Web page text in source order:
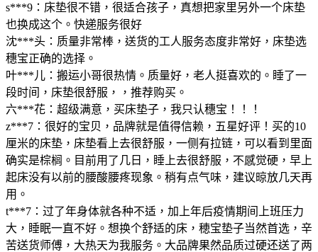
s***9：床垫很不错，很适合孩子，真想把家里另外一个床垫
也换成这个。快递服务很好
沈***头：质量非常棒，送货的工人服务态度非常好，床垫选
穗宝正确的选择。
叶***儿：搬运小哥很热情。质量好，老人挺喜欢的。睡了一
段时间，床垫很舒服，，推荐购买。
六***花：超级满意，买床垫子，我只认穗宝！！！
z***7：很好的宝贝，品牌就是值得信赖，五星好评！买的10
厘米的床垫，床垫看上去很舒服，一侧有拉链，可以看到里面
确实是棕榈。目前用了几日，睡上去很舒服，不感觉硬，早上
起床没有以前的腰酸腰疼现象。稍有点气味，建议晾放几天再
用。
t***7：过了年身体就各种不适，加上年后疫情期间上班压力
大，睡眠一直不好。想换个舒适的床，穂宝垫子当然首选，辛
苦送货师傅，大热天为我服务。大品牌果然品质过硬还送了两